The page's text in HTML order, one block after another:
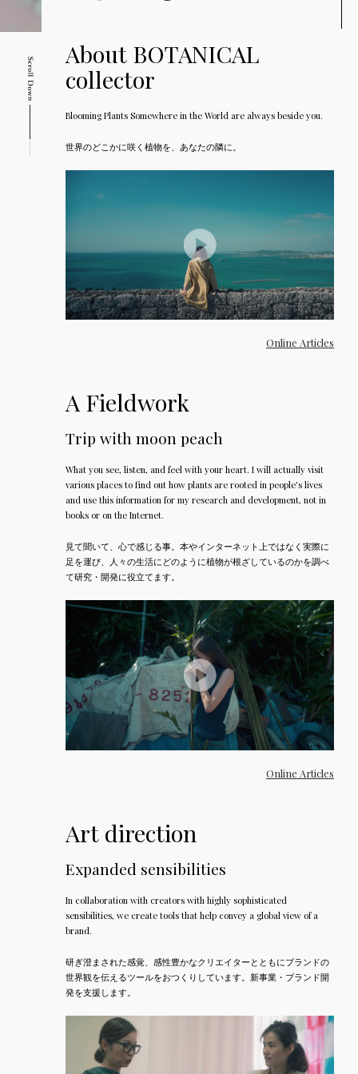
About BOTANICAL
collector
Blooming Plants Somewhere in the World are always beside you.
世界のどこかに咲く植物を、あなたの隣に。
Online Articles
A Fieldwork
Trip with moon peach
What you see, listen, and feel with your heart. I will actually visit
various places to find out how plants are rooted in people's lives
and use this information for my research and development, not in
books or on the Internet.
見て聞いて、心で感じる事。本やインターネット上ではなく実際に
足を運び、人々の生活にどのように植物が根ざしているのかを調べ
て研究・開発に役立てます。
Online Articles
Art direction
Expanded sensibilities
In collaboration with creators with highly sophisticated
sensibilities, we create tools that help convey a global view of a
brand.
研ぎ澄まされた感覚、感性豊かなクリエイターとともにブランドの
世界観を伝えるツールをおつくりしています。新事業・ブランド開
発を支援します。